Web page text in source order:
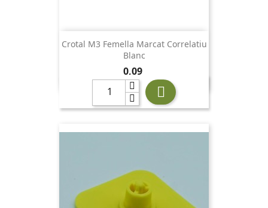
Crotal M3 Femella Marcat Correlatiu
Blanc
Preu
0,09
